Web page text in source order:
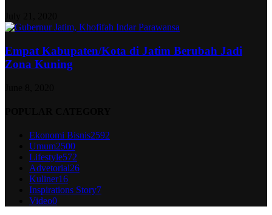
Empat Kabupaten/Kota di Jatim Berubah Jadi
Zona Kuning
Ekonomi Bisnis2592
Umum2500
Lifestyle572
Advetorial26
Kuliner16
Inspirations Story7
Video0